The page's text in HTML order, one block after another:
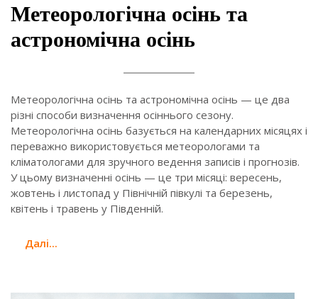
Метеорологічна осінь та
астрономічна осінь
Метеорологічна осінь та астрономічна осінь — це два
різні способи визначення осіннього сезону.
Метеорологічна осінь базується на календарних місяцях і
переважно використовується метеорологами та
кліматологами для зручного ведення записів і прогнозів.
У цьому визначенні осінь — це три місяці: вересень,
жовтень і листопад у Північній півкулі та березень,
квітень і травень у Південній.
Далi...